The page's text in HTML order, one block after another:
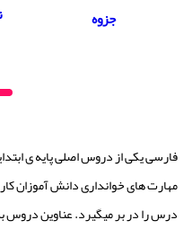
جزوه
فارسی یکی از دروس اصلی پایه ی
مهارت های خوانداری دانش آموزان
درس را در بر میگیرد. عناوین دروس